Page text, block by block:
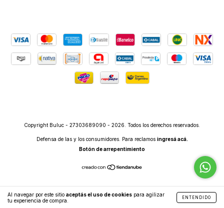
Al navegar por este sitio aceptás el uso de cookies para agilizar
tu experiencia de compra.
ENTENDIDO
Copyright Buluc - 27303689090 - 2026. Todos los derechos reservados.
Defensa de las y los consumidores. Para reclamos ingresá acá.
Botón de arrepentimiento